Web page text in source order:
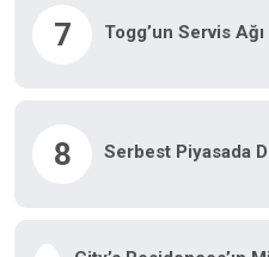
7 Togg’un Servis
8 Serbest Piyasada